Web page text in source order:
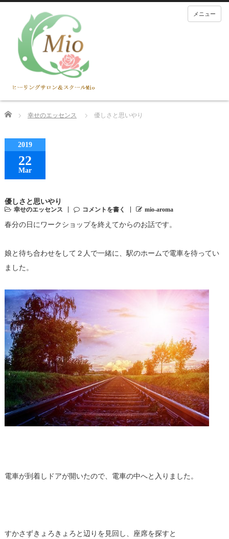
メニュー
Home 幸せのエッセンス 優しさと思いやり
2019
22
Mar
優しさと思いやり
幸せのエッセンス コメントを書く mio-aroma
春分の日にワークショップを終えてからのお話です。
娘と待ち合わせをして２人で一緒に、駅のホームで電車を待ってい
ました。
電車が到着しドアが開いたので、電車の中へと入りました。
すかさずきょろきょろと辺りを見回し、座席を探すと